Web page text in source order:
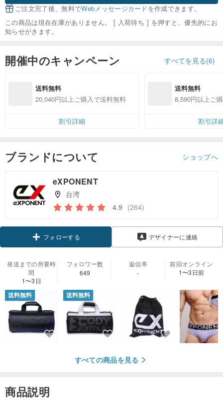
ご注文完了後、無料でWebメッセージカードを作成できます。
この商品は現在在庫がありません。 [ 入荷待ち ] を押すと、優先的にお
知らせがきます。
開催中のキャンペーン すべてを見る(6)
送料無料
20,040円以上ご購入で送料無料
割引詳細
送料無料
8,590円以上ご
割引詳
ブランドについて ショップへ
eXPONENT
台湾
4.9 (264)
フォローする デザイナーに連絡
発送までの所要時
間
1〜3日
フォロワー数
649
返信率
-
前回オンライン
1〜3日前
送料無料 送料無料
すべての商品を見る
商品説明